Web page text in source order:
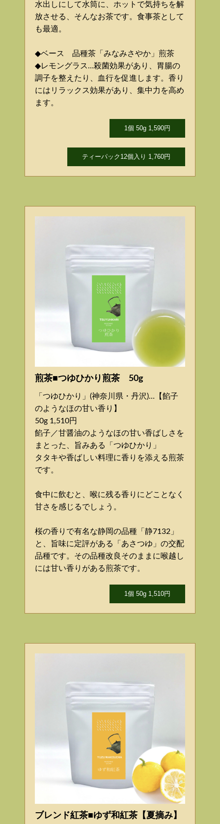
水出しにして水筒に、ホットで気持ちを解
放させる、そんなお茶です。食事茶として
も最適。
◆ベース 品種茶「みなみさやか」煎茶
◆レモングラス…殺菌効果があり、胃腸の
調子を整えたり、血行を促進します。香り
にはリラックス効果があり、集中力を高め
ます。
1個 50g 1,590円
ティーパック12個入り 1,760円
煎茶■つゆひかり煎茶 50g
「つゆひかり」(神奈川県・丹沢)…【餡子
のようなほの甘い香り】
50g 1,510円
餡子／甘醤油のようなほの甘い香ばしさを
まとった、旨みある「つゆひかり」
タタキや香ばしい料理に香りを添える煎茶
です。
食中に飲むと、喉に残る香りにどことなく
甘さを感じるでしょう。
桜の香りで有名な静岡の品種「静7132」
と、旨味に定評がある「あさつゆ」の交配
品種です。その品種改良そのままに喉越し
には甘い香りがある煎茶です。
1個 50g 1,510円
ブレンド紅茶■ゆず和紅茶【夏摘み】